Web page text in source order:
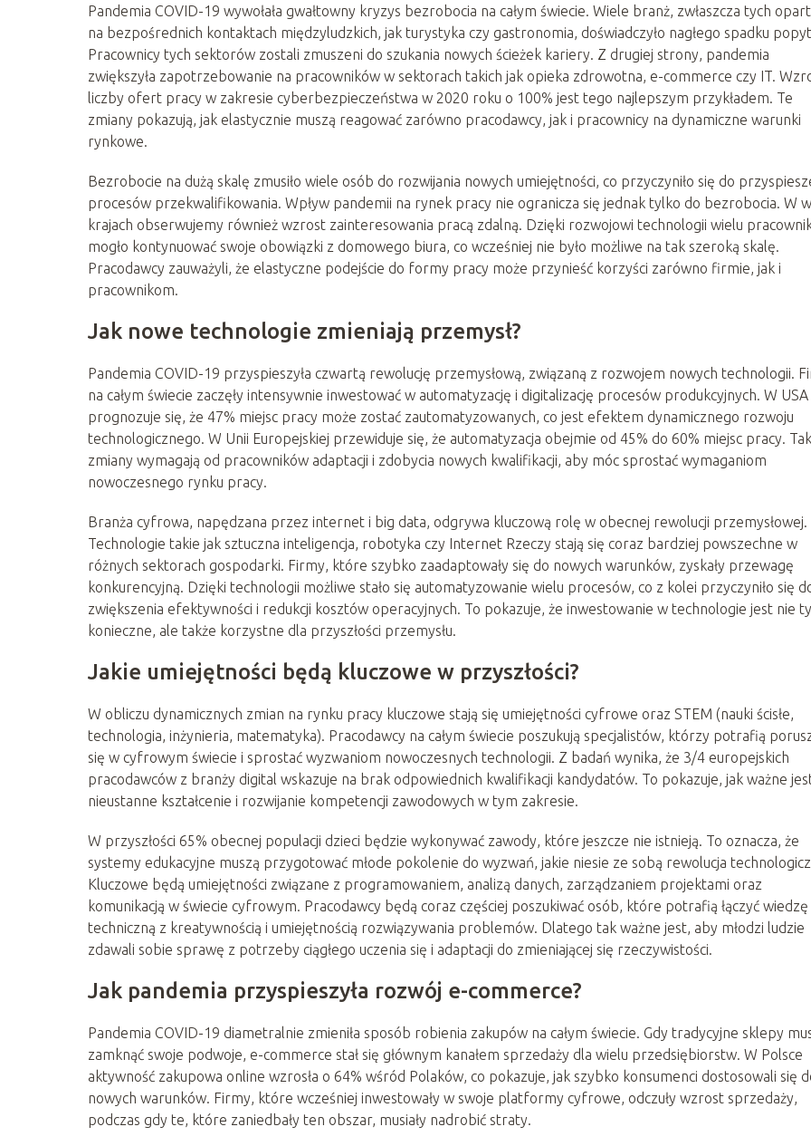
Pandemia COVID-19 wywołała gwałtowny kryzys bezrobocia na całym świecie. Wiele branż, zwłaszcza tych
na bezpośrednich kontaktach międzyludzkich, jak turystyka czy gastronomia, doświadczyło nagłego spadku
Pracownicy tych sektorów zostali zmuszeni do szukania nowych ścieżek kariery. Z drugiej strony, pandemia
zwiększyła zapotrzebowanie na pracowników w sektorach takich jak opieka zdrowotna, e-commerce czy IT.
liczby ofert pracy w zakresie cyberbezpieczeństwa w 2020 roku o 100% jest tego najlepszym przykładem. Te
zmiany pokazują, jak elastycznie muszą reagować zarówno pracodawcy, jak i pracownicy na dynamiczne warunki
rynkowe.
Bezrobocie na dużą skalę zmusiło wiele osób do rozwijania nowych umiejętności, co przyczyniło się do
procesów przekwalifikowania. Wpływ pandemii na rynek pracy nie ogranicza się jednak tylko do bezrobocia. W
krajach obserwujemy również wzrost zainteresowania pracą zdalną. Dzięki rozwojowi technologii wielu
mogło kontynuować swoje obowiązki z domowego biura, co wcześniej nie było możliwe na tak szeroką skalę.
Pracodawcy zauważyli, że elastyczne podejście do formy pracy może przynieść korzyści zarówno firmie, jak i
pracownikom.
Jak nowe technologie zmieniają przemysł?
Pandemia COVID-19 przyspieszyła czwartą rewolucję przemysłową, związaną z rozwojem nowych technologii.
na całym świecie zaczęły intensywnie inwestować w automatyzację i digitalizację procesów produkcyjnych. W USA
prognozuje się, że 47% miejsc pracy może zostać zautomatyzowanych, co jest efektem dynamicznego rozwoju
technologicznego. W Unii Europejskiej przewiduje się, że automatyzacja obejmie od 45% do 60% miejsc pracy.
zmiany wymagają od pracowników adaptacji i zdobycia nowych kwalifikacji, aby móc sprostać wymaganiom
nowoczesnego rynku pracy.
Branża cyfrowa, napędzana przez internet i big data, odgrywa kluczową rolę w obecnej rewolucji przemysłowej.
Technologie takie jak sztuczna inteligencja, robotyka czy Internet Rzeczy stają się coraz bardziej powszechne w
różnych sektorach gospodarki. Firmy, które szybko zaadaptowały się do nowych warunków, zyskały przewagę
konkurencyjną. Dzięki technologii możliwe stało się automatyzowanie wielu procesów, co z kolei przyczyniło się
zwiększenia efektywności i redukcji kosztów operacyjnych. To pokazuje, że inwestowanie w technologie jest nie
konieczne, ale także korzystne dla przyszłości przemysłu.
Jakie umiejętności będą kluczowe w przyszłości?
W obliczu dynamicznych zmian na rynku pracy kluczowe stają się umiejętności cyfrowe oraz STEM (nauki ścisłe,
technologia, inżynieria, matematyka). Pracodawcy na całym świecie poszukują specjalistów, którzy potrafią
się w cyfrowym świecie i sprostać wyzwaniom nowoczesnych technologii. Z badań wynika, że 3/4 europejskich
pracodawców z branży digital wskazuje na brak odpowiednich kwalifikacji kandydatów. To pokazuje, jak ważne
nieustanne kształcenie i rozwijanie kompetencji zawodowych w tym zakresie.
W przyszłości 65% obecnej populacji dzieci będzie wykonywać zawody, które jeszcze nie istnieją. To oznacza, że
systemy edukacyjne muszą przygotować młode pokolenie do wyzwań, jakie niesie ze sobą rewolucja
Kluczowe będą umiejętności związane z programowaniem, analizą danych, zarządzaniem projektami oraz
komunikacją w świecie cyfrowym. Pracodawcy będą coraz częściej poszukiwać osób, które potrafią łączyć wiedzę
techniczną z kreatywnością i umiejętnością rozwiązywania problemów. Dlatego tak ważne jest, aby młodzi ludzie
zdawali sobie sprawę z potrzeby ciągłego uczenia się i adaptacji do zmieniającej się rzeczywistości.
Jak pandemia przyspieszyła rozwój e-commerce?
Pandemia COVID-19 diametralnie zmieniła sposób robienia zakupów na całym świecie. Gdy tradycyjne sklepy
zamknąć swoje podwoje, e-commerce stał się głównym kanałem sprzedaży dla wielu przedsiębiorstw. W Polsce
aktywność zakupowa online wzrosła o 64% wśród Polaków, co pokazuje, jak szybko konsumenci dostosowali się
nowych warunków. Firmy, które wcześniej inwestowały w swoje platformy cyfrowe, odczuły wzrost sprzedaży,
podczas gdy te, które zaniedbały ten obszar, musiały nadrobić straty.